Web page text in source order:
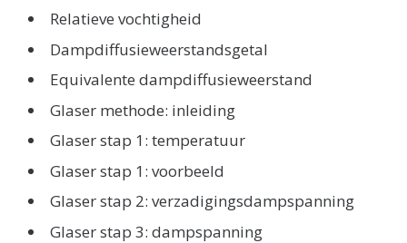
Relatieve vochtigheid
Dampdiffusieweerstandsgetal
Equivalente dampdiffusieweerstand
Glaser methode: inleiding
Glaser stap 1: temperatuur
Glaser stap 1: voorbeeld
Glaser stap 2: verzadigingsdampspanning
Glaser stap 3: dampspanning